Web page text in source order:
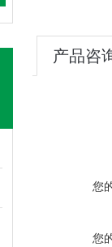
产品咨
您
您